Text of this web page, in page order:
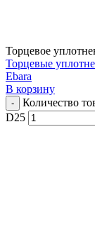
Торцевое
Торцевые
Ebara
В корзину
Количество
D25